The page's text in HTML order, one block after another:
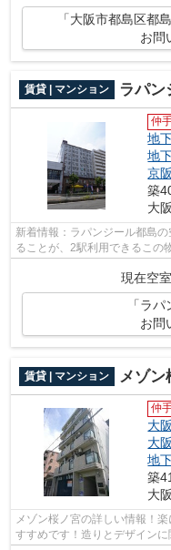
「大阪市都島区都
お問
賃貸 | マンション ラパン
仲
地
地
京
築
大
新着情報：ラパンジール都島
ることが、2駅利用できるこの
現在空
「ラ
お問
賃貸 | マンション メゾン
仲
大
大
地
築
大
メゾン桜ノ宮の詳しい情報！
すすめです！造りとデザイン